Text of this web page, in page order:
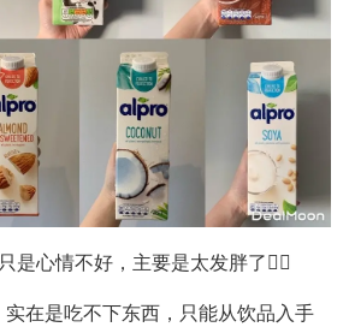
是心情不好，主要是太发胖了🤷‍♀️
在是吃不下东西，只能从饮品入手